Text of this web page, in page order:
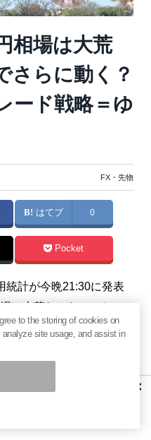
相場は大荒
さらに動く？
ード戦略＝ゆ
FX・先物
はてブ 0
Pocket
統計が今晩21:30に発表
は大荒れとなってお
ます。今回も相場全体
、トレード戦略につい
×
to the storing of cookies on
site usage, and assist in